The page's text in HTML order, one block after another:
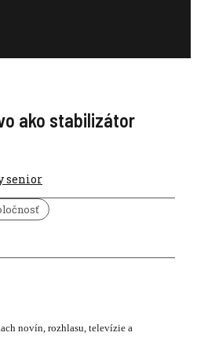
ako stabilizátor
senior
novín, rozhlasu, televízie a